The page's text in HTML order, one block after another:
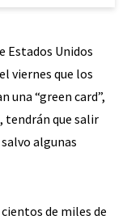
Estados Unidos
viernes que los
una “green card”,
tendrán que salir
algunas
de miles de